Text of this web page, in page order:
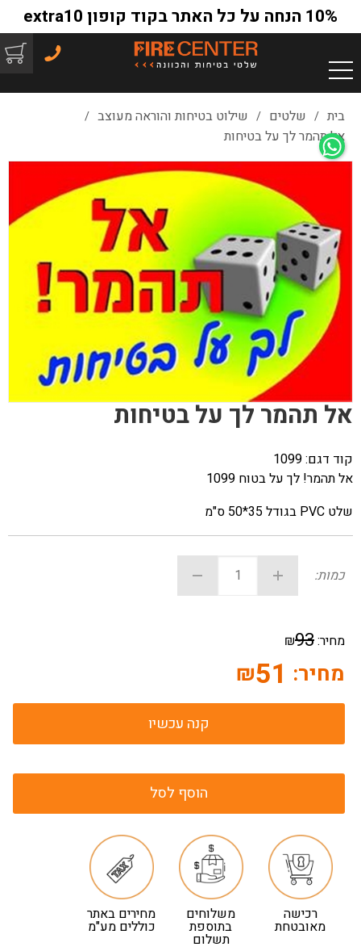
10% הנחה על כל האתר בקוד קופון extra10
בית / שלטים / שילוט בטיחות והוראה מעוצב /
אל תהמר לך על בטיחות
אל תהמר לך על בטיחות
קוד דגם:1099
אל תהמר! לך על בטוח 1099
שלט PVC בגודל 35*50 ס"מ
כמות:
מחיר:93
₪
מחיר: 51
₪
קנה עכשיו
הוסף לסל
רכישה
מאובטחת
משלוחים
בתוספת
תשלום
מחירים באתר
כוללים מע"מ